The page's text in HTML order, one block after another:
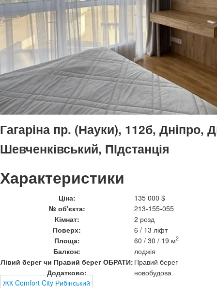
Гагаріна пр. (Науки), 112б, Дніпро,
Шевченківський, ПІдстанція
Характеристики
Ціна:
135 000 $
№ об'єкта:
213-155-055
Кімнат:
2 розд
Поверх:
6 / 13 ліфт
Площа:
60 / 30 / 19 м2
Балкон:
лоджія
Лівий берег чи Правий берег ОБРАТИ: Правий берег
Додатково:
новобудова
ЖК Comfort City Рибінський